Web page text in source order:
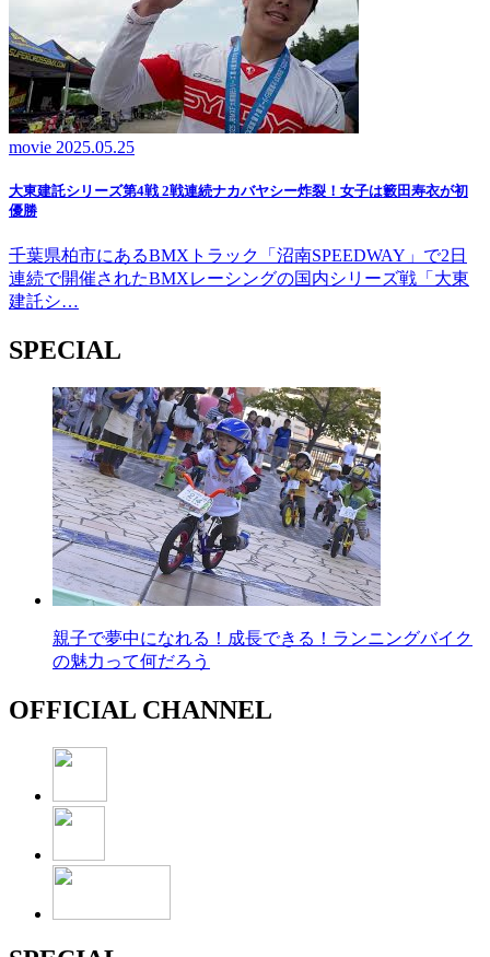
movie 2025.05.25
大東建託シリーズ第4戦 2戦連続ナカバヤシー炸裂！女子は籔田寿衣が初
優勝
千葉県柏市にあるBMXトラック「沼南SPEEDWAY」で2日
連続で開催されたBMXレーシングの国内シリーズ戦「大東
建託シ…
SPECIAL
親子で夢中になれる！成長できる！ランニングバイク
の魅力って何だろう
OFFICIAL CHANNEL